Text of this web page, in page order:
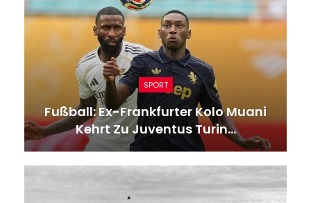
SPORT
Fußball: Ex-Frankfurter Kolo Muani
Kehrt Zu Juventus Turin…